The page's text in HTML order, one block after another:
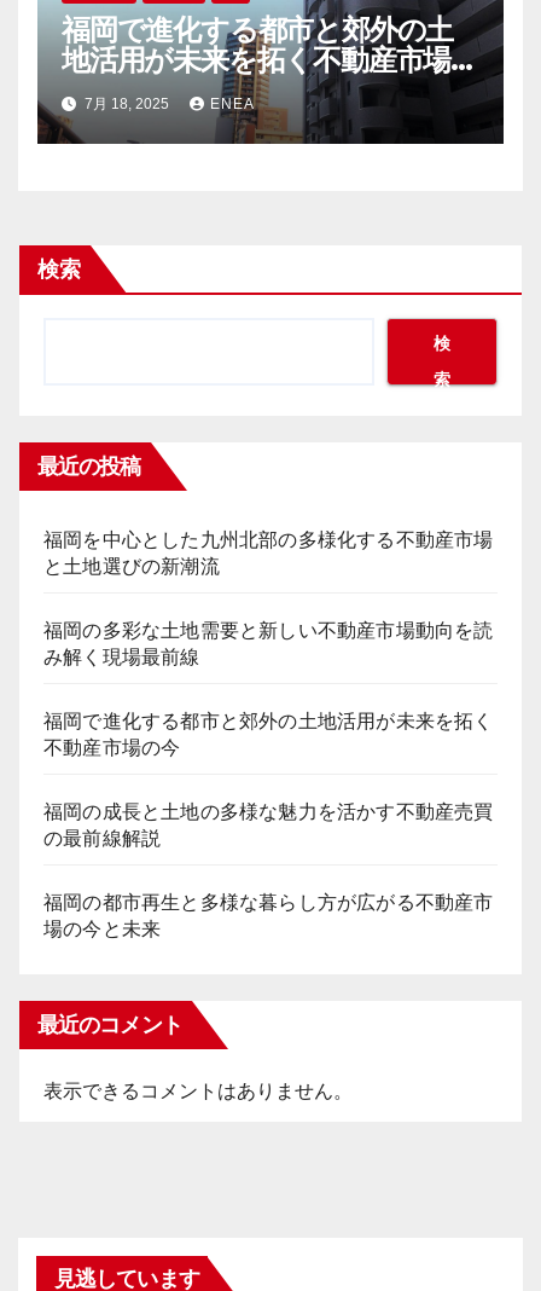
福岡で進化する都市と郊外の土
地活用が未来を拓く不動産市場の
今7月 18, 2025 ENEA
検索
検
索
最近の投稿
福岡を中心とした九州北部の多様化する不動産市場
と土地選びの新潮流
福岡の多彩な土地需要と新しい不動産市場動向を読
み解く現場最前線
福岡で進化する都市と郊外の土地活用が未来を拓く
不動産市場の今
福岡の成長と土地の多様な魅力を活かす不動産売買
の最前線解説
福岡の都市再生と多様な暮らし方が広がる不動産市
場の今と未来
最近のコメント
表示できるコメントはありません。
見逃しています